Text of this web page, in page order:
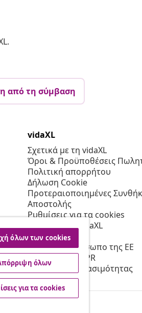
από τη σύμβαση
vidaXL
Σχετικά με τη vidaXL
Όροι & Προϋποθέσεις
Πολιτική απορρήτου
Δήλωση Cookie
Προτεραιοποιημένες
Αποστολής
Ρυθμίσεις για τα cookies
Εργασία στη vidaXL
Ασφαλείας
Υπεύθυνο πρόσωπο της ΕΕ
Πολιτική της EPR
Δήλωση προσβασιμότητας
όλων των cookies
όλων
για τα cookies